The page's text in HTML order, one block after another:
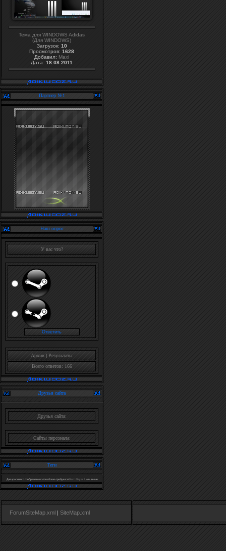
Тема для WINDOWS Adidas
(Для WINDOWS)
Загрузок: 10
Просмотров: 1628
Добавил: Maxi
Дата: 18.08.2011
Партнер №1
Наш опрос
У вас что?
Архив | Результаты
Всего ответов: 166
Друзья сайта
Друзья сайта:
Сайты персонала:
Теги
Для красивого отображения этого блока требуетсяFlash Player 9или выше.
ForumSiteMap.xml | SiteMap.xml